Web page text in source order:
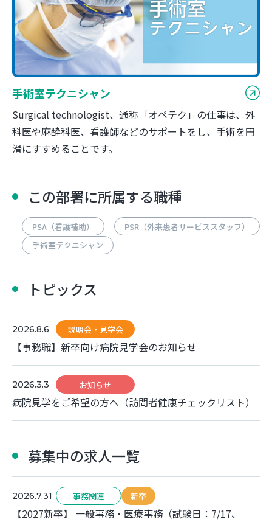
手術室テクニシャン
Surgical technologist、通称「オペテク」の仕事は、外
科医や麻酔科医、看護師などのサポートをし、手術を円
滑にすすめることです。
この部署に所属する職種
PSA（看護補助）
PSR（外来患者サービススタッフ）
手術室テクニシャン
トピックス
2026.8.6 説明会・見学会
【事務職】新卒向け病院見学会のお知らせ
2026.3.3 お知らせ
病院見学をご希望の方へ（訪問者健康チェックリスト）
募集中の求人一覧
2026.7.31 事務関連 新卒
【2027新卒】 一般事務・医療事務（試験日：7/17、